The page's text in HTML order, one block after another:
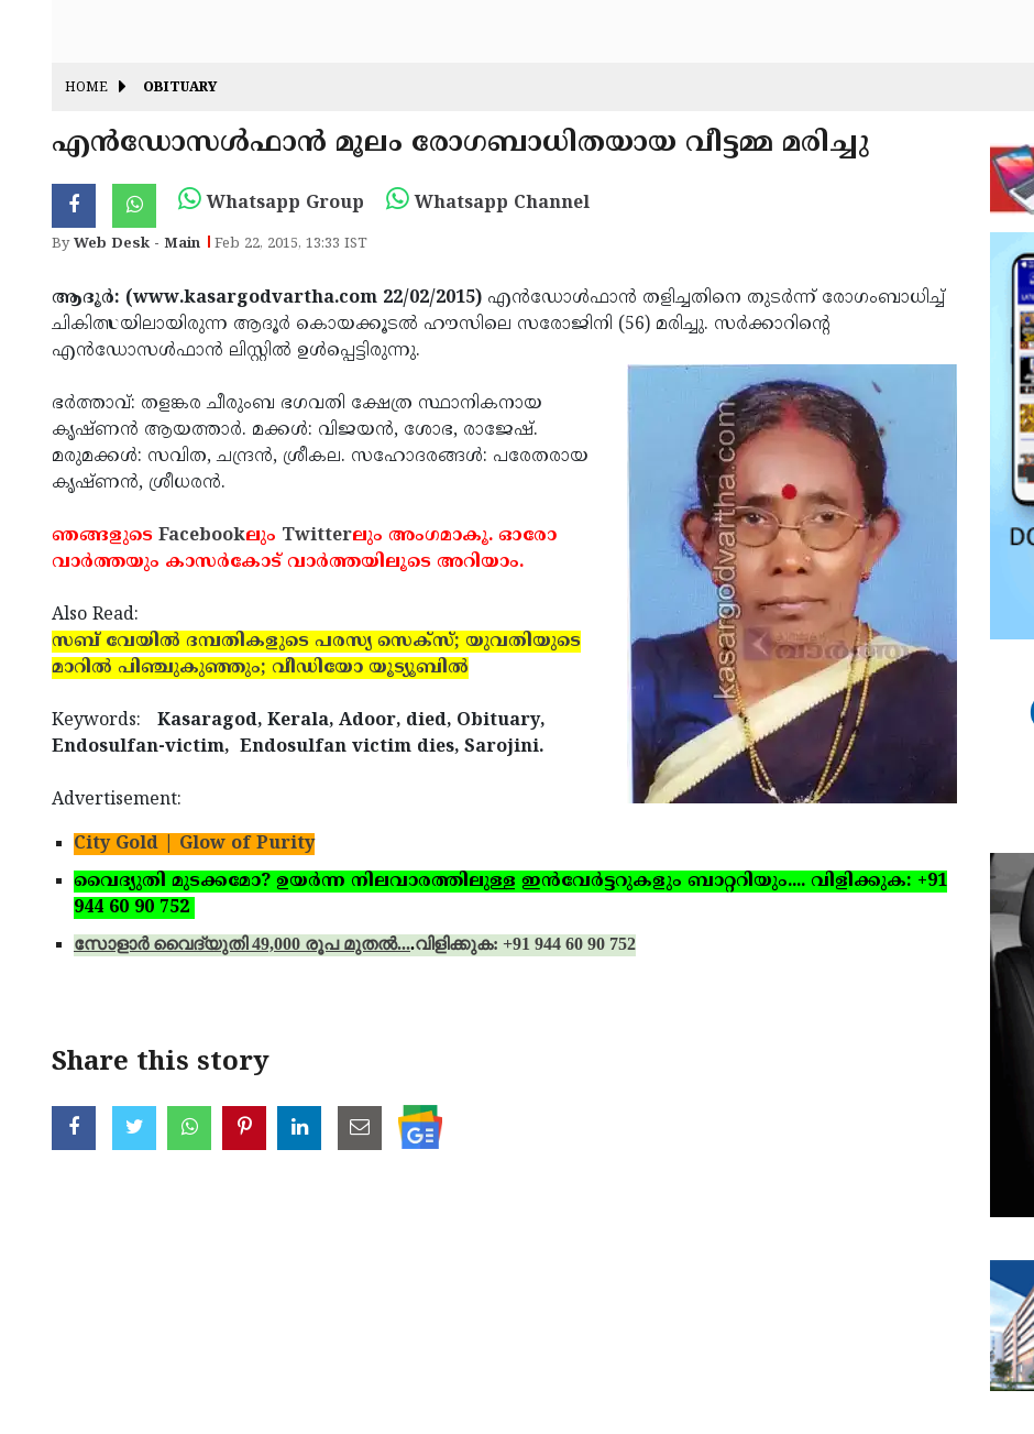
HOME OBITUARY
എന്‍ഡോസള്‍ഫാന്‍ മൂലം രോഗബാധിതയായ വീട്ടമ്മ മരിച്ചു
Whatsapp Group Whatsapp Channel
ByWeb Desk - Main Feb 22, 2015, 13:33 IST
ആദൂര്‍: (www.kasargodvartha.com 22/02/2015) എന്‍ഡോള്‍ഫാന്‍ തളിച്ചതിനെ തുടര്‍ന്ന് രോഗംബാധിച്ച്
ചികിത്സയിലായിരുന്ന ആദൂര്‍ കൊയക്കൂടല്‍ ഹൗസിലെ സരോജിനി (56) മരിച്ചു. സര്‍ക്കാറിന്റെ
എന്‍ഡോസള്‍ഫാന്‍ ലിസ്റ്റില്‍ ഉള്‍പ്പെട്ടിരുന്നു.
ഭര്‍ത്താവ്: തളങ്കര ചീരുംബ ഭഗവതി ക്ഷേത്ര സ്ഥാനികനായ
കൃഷ്ണന്‍ ആയത്താര്‍. മക്കള്‍: വിജയന്‍, ശോഭ, രാജേഷ്.
മരുമക്കള്‍: സവിത, ചന്ദ്രന്‍, ശ്രീകല. സഹോദരങ്ങള്‍: പരേതരായ
കൃഷ്ണന്‍, ശ്രീധരന്‍.
ഞങ്ങളുടെ Facebookലും Twitterലും അംഗമാകൂ. ഓരോ
വാര്‍ത്തയും കാസര്‍കോട് വാര്‍ത്തയിലൂടെ അറിയാം.
Also Read:
സബ് വേയില്‍ ദമ്പതികളുടെ പരസ്യ സെക്‌സ്; യുവതിയുടെ
മാറില്‍ പിഞ്ചുകുഞ്ഞും; വീഡിയോ യൂട്യൂബില്‍
Keywords: Kasaragod, Kerala, Adoor, died, Obituary,
Endosulfan-victim, Endosulfan victim dies, Sarojini.
Advertisement:
City Gold | Glow of Purity
വൈദ്യുതി മുടക്കമോ? ഉയര്‍ന്ന നിലവാരത്തിലുള്ള ഇന്‍വേര്‍ട്ടറുകളും ബാറ്ററിയും.... വിളിക്കുക: +91
944 60 90 752
സോളാര്‍ വൈദ്യുതി 49,000 രൂപ മുതല്‍....വിളിക്കുക: +91 944 60 90 752
Share this story